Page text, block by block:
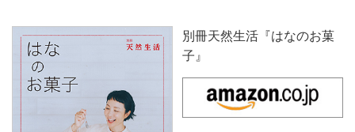
別冊天然生活『はなのお菓
子』